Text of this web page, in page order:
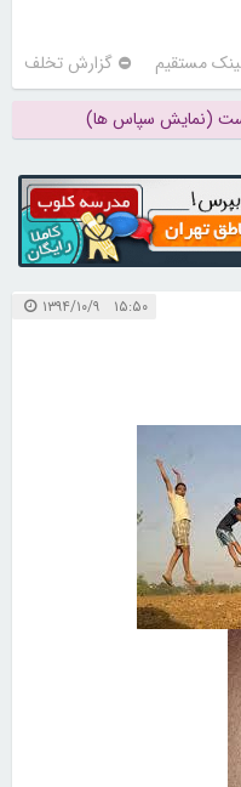
مستقیم گزارش تخلف
است (نمایش سپاس ها)
۱۵:۵۰ ۱۳۹۴/۱۰/۹